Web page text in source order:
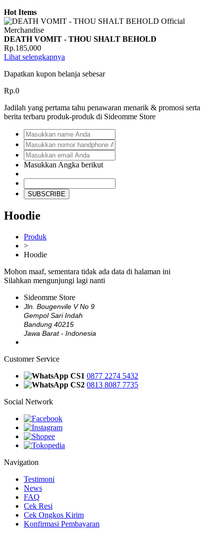
Hot Items
DEATH VOMIT - THOU SHALT BEHOLD
Rp.185,000
Lihat selengkapnya
Dapatkan kupon belanja sebesar
Rp.0
Jadilah yang pertama tahu penawaran menarik & promosi serta
berita terbaru produk-produk di Sideomme Store
Masukkan Angka berikut
SUBSCRIBE
Hoodie
Produk
>
Hoodie
Mohon maaf, sementara tidak ada data di halaman ini
Silahkan mengunjungi lagi nanti
Sideomme Store
Jln. Bougenvile V No 9
Gempol Sari Indah
Bandung 40215
Jawa Barat - Indonesia
Customer Service
CS1 0877 2274 5432
CS2 0813 8087 7735
Social Network
Navigation
Testimoni
News
FAQ
Cek Resi
Cek Ongkos Kirim
Konfirmasi Pembayaran